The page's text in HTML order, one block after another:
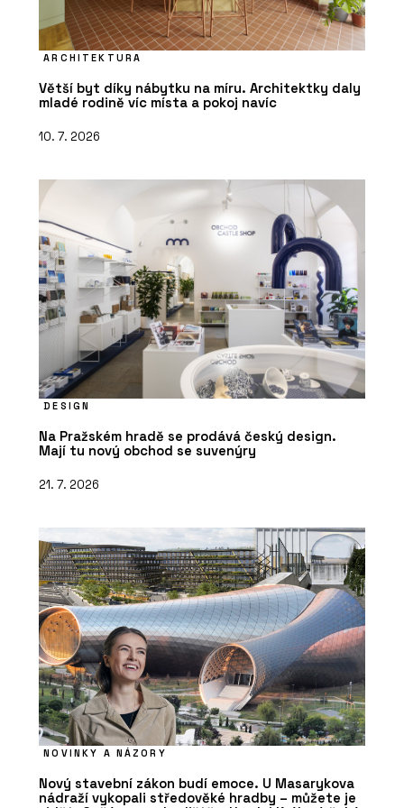
ARCHITEKTURA
Větší byt díky nábytku na míru. Architektky daly
mladé rodině víc místa a pokoj navíc
10. 7. 2026
DESIGN
Na Pražském hradě se prodává český design.
Mají tu nový obchod se suvenýry
21. 7. 2026
NOVINKY A NÁZORY
Nový stavební zákon budí emoce. U Masarykova
nádraží vykopali středověké hradby – můžete je